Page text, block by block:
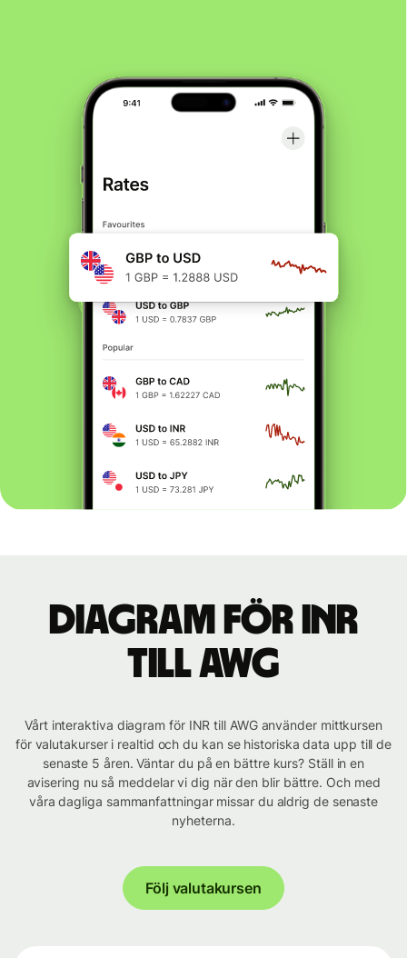
Diagram för INR
till AWG
Vårt interaktiva diagram för INR till AWG använder mittkursen
för valutakurser i realtid och du kan se historiska data upp till de
senaste 5 åren. Väntar du på en bättre kurs? Ställ in en
avisering nu så meddelar vi dig när den blir bättre. Och med
våra dagliga sammanfattningar missar du aldrig de senaste
nyheterna.
Följ valutakursen